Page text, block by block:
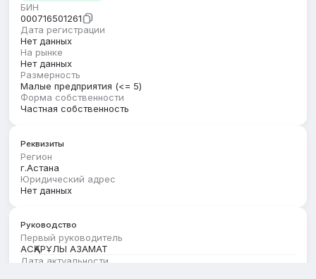
БИН
000716501261
Дата регистрации
Нет данных
На рынке
Нет данных
Размерность
Малые предприятия (<= 5)
Форма собственности
Частная собственность
Реквизиты
Регион
г.Астана
Юридический адрес
Нет данных
Руководство
Первый руководитель
АСҚАРҰЛЫ АЗАМАТ
Дата актуальности